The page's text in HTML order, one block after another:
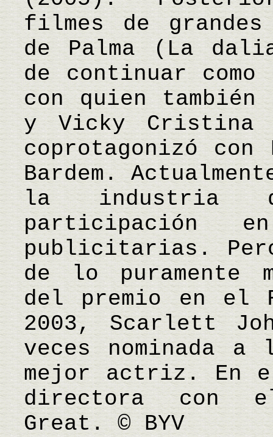
filmes de
de Palma (La
de continuar como
con quien también
y Vicky Cristina
coprotagonizó
Bardem.
la industria
participación
publicitarias.
de lo puramente
del premio en el
2003, Scarlett
veces nominada a
mejor actriz. En el
directora con
Great. © BYV